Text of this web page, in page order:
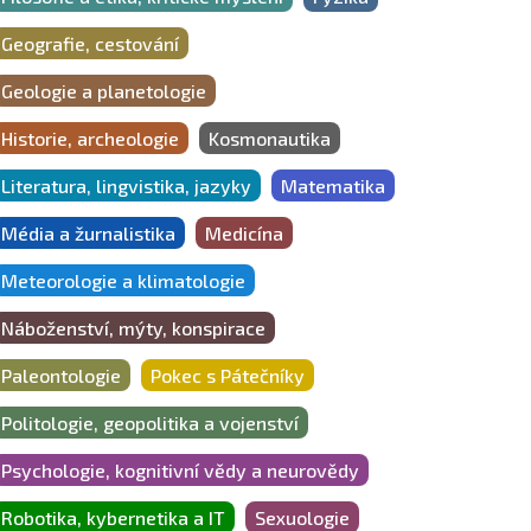
Geografie, cestování
Geologie a planetologie
Historie, archeologie Kosmonautika
Literatura, lingvistika, jazyky Matematika
Média a žurnalistika Medicína
Meteorologie a klimatologie
Náboženství, mýty, konspirace
Paleontologie Pokec s Pátečníky
Politologie, geopolitika a vojenství
Psychologie, kognitivní vědy a neurovědy
Robotika, kybernetika a IT Sexuologie